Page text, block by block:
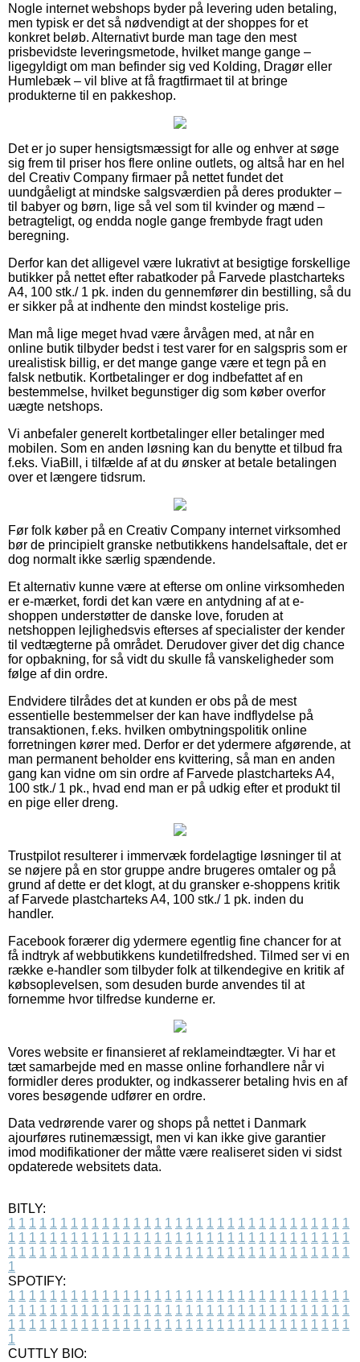
Nogle internet webshops byder på levering uden betaling,
men typisk er det så nødvendigt at der shoppes for et
konkret beløb. Alternativt burde man tage den mest
prisbevidste leveringsmetode, hvilket mange gange –
ligegyldigt om man befinder sig ved Kolding, Dragør eller
Humlebæk – vil blive at få fragtfirmaet til at bringe
produkterne til en pakkeshop.
Det er jo super hensigtsmæssigt for alle og enhver at søge
sig frem til priser hos flere online outlets, og altså har en hel
del Creativ Company firmaer på nettet fundet det
uundgåeligt at mindske salgsværdien på deres produkter –
til babyer og børn, lige så vel som til kvinder og mænd –
betragteligt, og endda nogle gange frembyde fragt uden
beregning.
Derfor kan det alligevel være lukrativt at besigtige forskellige
butikker på nettet efter rabatkoder på Farvede plastcharteks
A4, 100 stk./ 1 pk. inden du gennemfører din bestilling, så du
er sikker på at indhente den mindst kostelige pris.
Man må lige meget hvad være årvågen med, at når en
online butik tilbyder bedst i test varer for en salgspris som er
urealistisk billig, er det mange gange være et tegn på en
falsk netbutik. Kortbetalinger er dog indbefattet af en
bestemmelse, hvilket begunstiger dig som køber overfor
uægte netshops.
Vi anbefaler generelt kortbetalinger eller betalinger med
mobilen. Som en anden løsning kan du benytte et tilbud fra
f.eks. ViaBill, i tilfælde af at du ønsker at betale betalingen
over et længere tidsrum.
Før folk køber på en Creativ Company internet virksomhed
bør de principielt granske netbutikkens handelsaftale, det er
dog normalt ikke særlig spændende.
Et alternativ kunne være at efterse om online virksomheden
er e-mærket, fordi det kan være en antydning af at e-
shoppen understøtter de danske love, foruden at
netshoppen lejlighedsvis efterses af specialister der kender
til vedtægterne på området. Derudover giver det dig chance
for opbakning, for så vidt du skulle få vanskeligheder som
følge af din ordre.
Endvidere tilrådes det at kunden er obs på de mest
essentielle bestemmelser der kan have indflydelse på
transaktionen, f.eks. hvilken ombytningspolitik online
forretningen kører med. Derfor er det ydermere afgørende, at
man permanent beholder ens kvittering, så man en anden
gang kan vidne om sin ordre af Farvede plastcharteks A4,
100 stk./ 1 pk., hvad end man er på udkig efter et produkt til
en pige eller dreng.
Trustpilot resulterer i immervæk fordelagtige løsninger til at
se nøjere på en stor gruppe andre brugeres omtaler og på
grund af dette er det klogt, at du gransker e-shoppens kritik
af Farvede plastcharteks A4, 100 stk./ 1 pk. inden du
handler.
Facebook forærer dig ydermere egentlig fine chancer for at
få indtryk af webbutikkens kundetilfredshed. Tilmed ser vi en
række e-handler som tilbyder folk at tilkendegive en kritik af
købsoplevelsen, som desuden burde anvendes til at
fornemme hvor tilfredse kunderne er.
Vores website er finansieret af reklameindtægter. Vi har et
tæt samarbejde med en masse online forhandlere når vi
formidler deres produkter, og indkasserer betaling hvis en af
vores besøgende udfører en ordre.
Data vedrørende varer og shops på nettet i Danmark
ajourføres rutinemæssigt, men vi kan ikke give garantier
imod modifikationer der måtte være realiseret siden vi sidst
opdaterede websitets data.
BITLY:
1 1 1 1 1 1 1 1 1 1 1 1 1 1 1 1 1 1 1 1 1 1 1 1 1 1 1 1 1 1 1 1 1
1 1 1 1 1 1 1 1 1 1 1 1 1 1 1 1 1 1 1 1 1 1 1 1 1 1 1 1 1 1 1 1 1
1 1 1 1 1 1 1 1 1 1 1 1 1 1 1 1 1 1 1 1 1 1 1 1 1 1 1 1 1 1 1 1 1
1
SPOTIFY:
1 1 1 1 1 1 1 1 1 1 1 1 1 1 1 1 1 1 1 1 1 1 1 1 1 1 1 1 1 1 1 1 1
1 1 1 1 1 1 1 1 1 1 1 1 1 1 1 1 1 1 1 1 1 1 1 1 1 1 1 1 1 1 1 1 1
1 1 1 1 1 1 1 1 1 1 1 1 1 1 1 1 1 1 1 1 1 1 1 1 1 1 1 1 1 1 1 1 1
1
CUTTLY BIO: